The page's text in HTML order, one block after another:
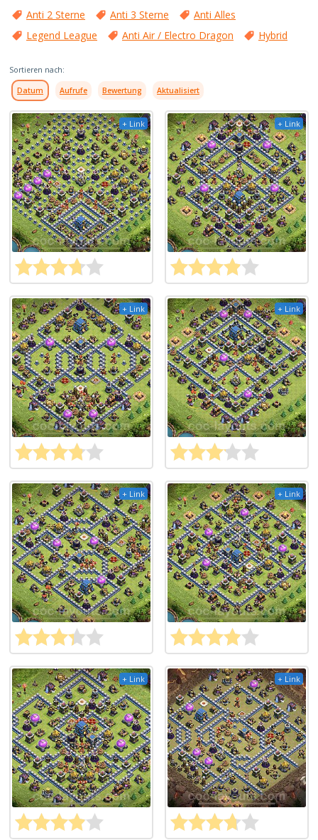
Anti 2 Sterne Anti 3 Sterne
Anti Alles
Legend League
Anti Air / Electro Dragon Hybrid
Sortieren nach:
Datum Aufrufe Bewertung Aktualisiert
+ Link + Link
+ Link + Link
+ Link + Link
+ Link + Link